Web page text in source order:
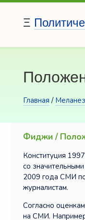
Ξ
Главная /
Фиджи /
Конституция
со
2009 года СМИ
журналистам.
Согласно
на СМИ.